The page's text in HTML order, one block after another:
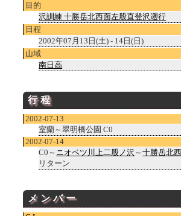
目的
沢訓練 十勝岳北西面左股直登沢遡行
日程
2002年07月13日(土) - 14日(日)
山域
南日高
行程
2002-07-13
室蘭～翠明橋公園 C0
2002-07-14
C0～ ニオベツ川 上二股ノ沢 ～十勝岳北
リターン
メンバー